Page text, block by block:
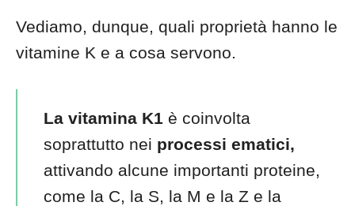
Vediamo, dunque, quali proprietà hanno le
vitamine K e a cosa servono.
La vitamina K1 è coinvolta
soprattutto nei processi ematici,
attivando alcune importanti proteine,
come la C, la S, la M e la Z e la